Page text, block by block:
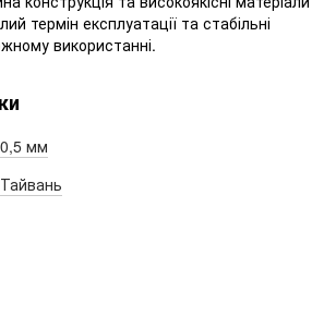
термін експлуатації та стабільні
використанні.
0,5 мм
Тайвань